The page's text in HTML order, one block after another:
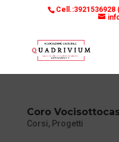
Cell.:3921536928
Coro
Corsi, Progetti